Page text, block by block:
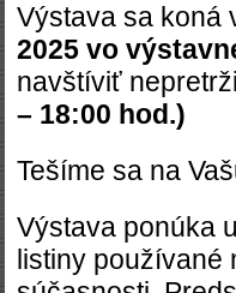
Výstava sa koná
2025 vo
navštíviť
– 18:00 hod.)
Tešíme sa na
Výstava ponúka
listiny používané